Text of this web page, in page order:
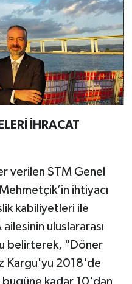
İHRACAT
verilen STM Genel
ihtiyacı
kabiliyetleri ile
uluslararası
belirterek, "Döner
Kargu'yu 2018'de
bugüne kadar 10'dan